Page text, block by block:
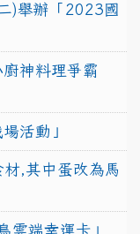
)舉辦「2023國
神料理爭霸
活動」
,其中蛋改為馬
雲端幸運卡」